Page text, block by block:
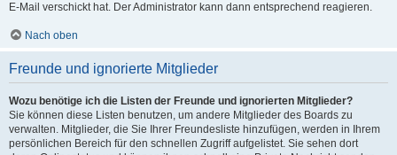
E-Mail verschickt hat. Der Administrator kann dann entsprechend reagieren.
Nach oben
Freunde und ignorierte Mitglieder
Wozu benötige ich die Listen der Freunde und ignorierten Mitglieder?
Sie können diese Listen benutzen, um andere Mitglieder des Boards zu
verwalten. Mitglieder, die Sie Ihrer Freundesliste hinzufügen, werden in Ihrem
persönlichen Bereich für den schnellen Zugriff aufgelistet. Sie sehen dort